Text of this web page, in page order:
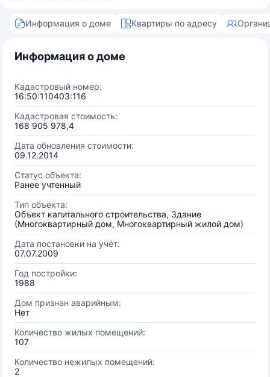
Информация о доме Квартиры по адресу
Информация о доме
Кадастровый номер:
16:50:110403:116
Кадастровая стоимость:
168 905 978,4
Дата обновления стоимости:
09.12.2014
Статус объекта:
Ранее учтенный
Тип объекта:
Объект капитального строительства, Здание
(Многоквартирный дом, Многоквартирный жилой дом)
Дата постановки на учёт:
07.07.2009
Год постройки:
1988
Дом признан аварийным:
Нет
Количество жилых помещений:
107
Количество нежилых помещений:
2